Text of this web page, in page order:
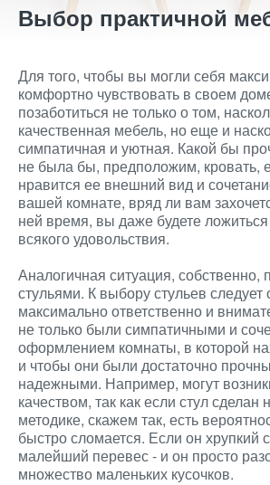
Выбор практичной
Для того, чтобы вы могли себя
комфортно чувствовать в своем
позаботиться не только о том,
качественная мебель, но еще и
симпатичная и уютная. Какой бы
не была бы, предположим, кровать,
нравится ее внешний вид и
вашей комнате, вряд ли вам
ней время, вы даже будете ложиться
всякого удовольствия.
Аналогичная ситуация, собственно,
стульями. К выбору стульев следует
максимально ответственно и
не только были симпатичными и
оформлением комнаты, в которой
и чтобы они были достаточно
надежными. Например, могут
качеством, так как если стул
методике, скажем так, есть
быстро сломается. Если он хрупкий
малейший перевес - и он просто
множество маленьких кусочков.